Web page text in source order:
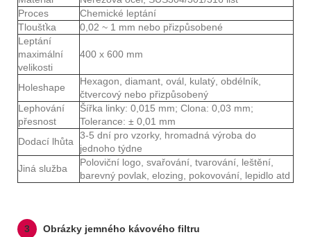
Proces
Chemické leptání
Tloušťka
0,02 ~ 1 mm nebo přizpůsobené
Leptání
maximální
velikosti
400 x 600 mm
Holeshape
Hexagon, diamant, ovál, kulatý, obdélník,
čtvercový nebo přizpůsobený
Lephování
přesnost
Šířka linky: 0,015 mm; Clona: 0,03 mm;
Tolerance: ± 0,01 mm
Dodací lhůta
3-5 dní pro vzorky, hromadná výroba do
jednoho týdne
Jiná služba
Poloviční logo, svařování, tvarování, leštění,
barevný povlak, elozing, pokovování, lepidlo atd
3 Obrázky jemného kávového filtru